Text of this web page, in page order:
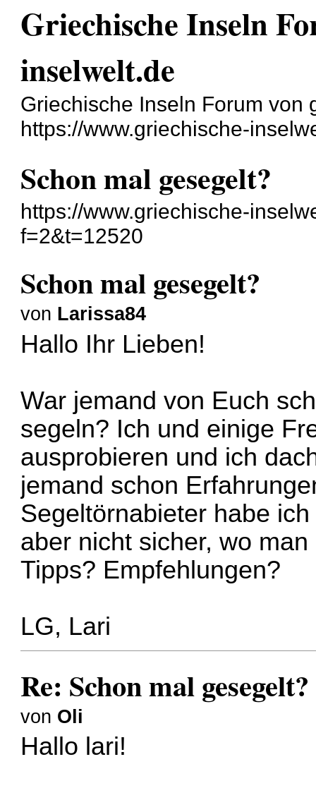
Griechische Inseln
inselwelt.de
Griechische Inseln Forum von
https://www.griechische-
Schon mal gesegelt?
https://www.griechische-
f=2&t=12520
Schon mal gesegelt?
von Larissa84
Hallo Ihr Lieben!
War jemand von Euch
segeln? Ich und einige
ausprobieren und ich
jemand schon
Segeltörnabieter habe
aber nicht sicher, wo
Tipps? Empfehlungen?
LG, Lari
Re: Schon mal gesegelt?
von Oli
Hallo lari!